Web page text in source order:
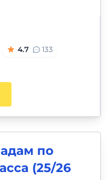
4.7 133
по
(25/26